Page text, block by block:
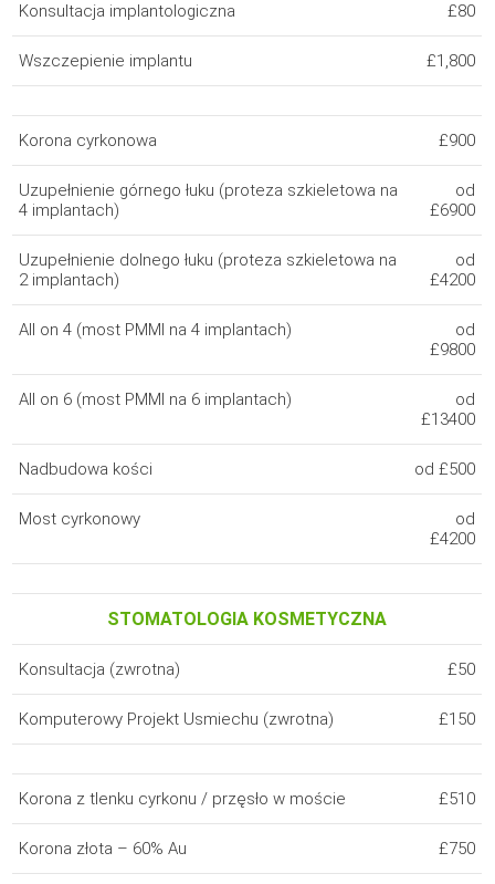
Konsultacja implantologiczna £80
Wszczepienie implantu £1,800
Korona cyrkonowa £900
Uzupełnienie górnego łuku (proteza szkieletowa na
4 implantach)
od
£6900
Uzupełnienie dolnego łuku (proteza szkieletowa na
2 implantach)
od
£4200
All on 4 (most PMMI na 4 implantach)
od
£9800
All on 6 (most PMMI na 6 implantach)
od
£13400
Nadbudowa kości od £500
Most cyrkonowy
od
£4200
STOMATOLOGIA KOSMETYCZNA
Konsultacja (zwrotna) £50
Komputerowy Projekt Usmiechu (zwrotna) £150
Korona z tlenku cyrkonu / przęsło w moście £510
Korona złota – 60% Au £750